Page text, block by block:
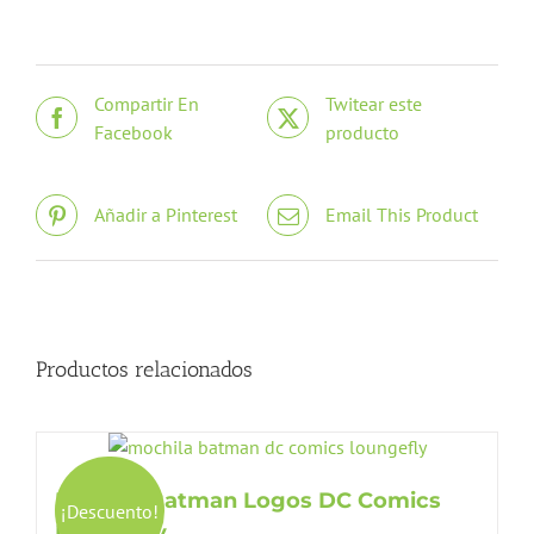
Compartir En
Facebook
Twitear este
producto
Añadir a Pinterest Email This Product
Productos relacionados
¡Descuento!
Mochila Batman Logos DC Comics